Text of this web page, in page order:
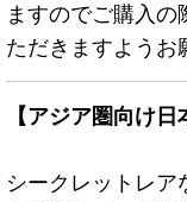
ますのでご購入
ただきますようお
【アジア圏向け
シークレットレ